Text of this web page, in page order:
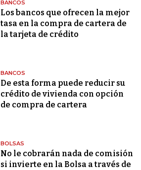
BANCOS
Los bancos que ofrecen la mejor
tasa en la compra de cartera de
la tarjeta de crédito
BANCOS
De esta forma puede reducir su
crédito de vivienda con opción
de compra de cartera
BOLSAS
No le cobrarán nada de comisión
si invierte en la Bolsa a través de